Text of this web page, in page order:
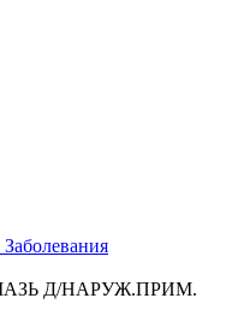
Д/НАРУЖ.ПРИМ.